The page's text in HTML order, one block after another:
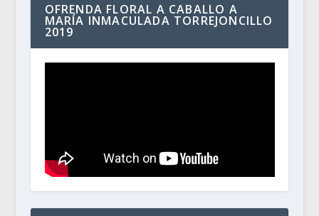
OFRENDA FLORAL A CABALLO A
MARÍA INMACULADA TORREJONCILLO
2019